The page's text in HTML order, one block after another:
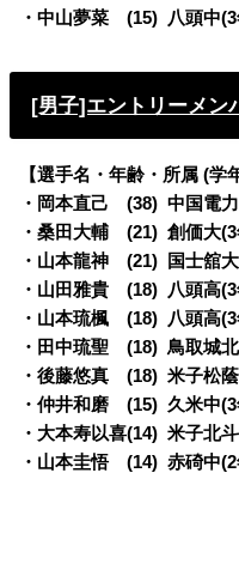
・中山夢菜 (15) 八頭中(3
[男子]エントリーメン
【選手名・年齢・所属 (学
・岡本直己 (38) 中国電力
・桑田大輔 (21) 創価大(3
・山本龍神 (21) 国士舘
・山田雅貴 (18) 八頭高(3
・山本琉楓 (18) 八頭高(3
・田中琉聖 (18) 鳥取城
・後藤悠真 (18) 米子松
・仲井和磨 (15) 久米中(3
・大本寿以喜(14) 米子北
・山本圭悟 (14) 赤碕中(2